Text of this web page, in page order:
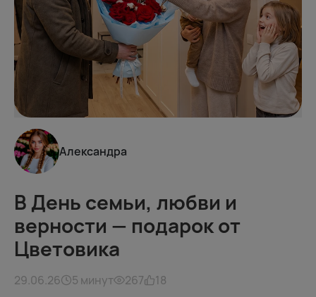
Александра
В День семьи, любви и
верности — подарок от
Цветовика
29.06.26 5 минут 267
18